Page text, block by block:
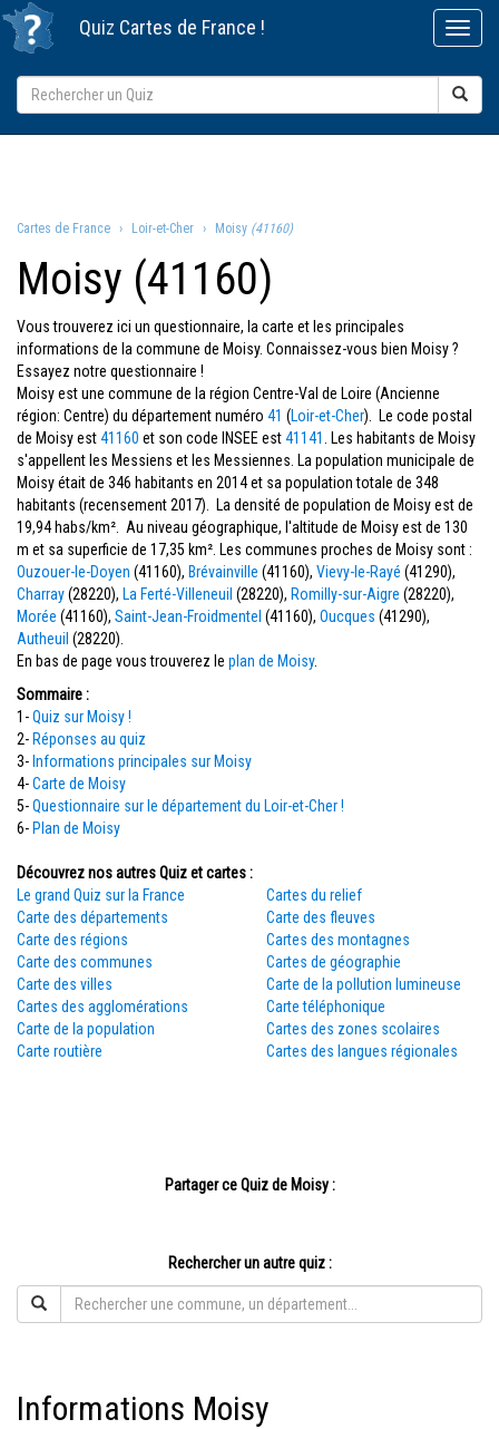
Quiz Cartes de France !
Cartes de France Loir-et-Cher Moisy (41160)
Moisy (41160)
Vous trouverez ici un questionnaire, la carte et les principales
informations de la commune de Moisy. Connaissez-vous bien Moisy ?
Essayez notre questionnaire !
Moisy est une commune de la région Centre-Val de Loire (Ancienne
région: Centre) du département numéro 41 (Loir-et-Cher). Le code postal
de Moisy est41160 et son code INSEE est41141
. Les habitants de Moisy
s'appellent les Messiens et les Messiennes. La population municipale de
Moisy était de 346 habitants en 2014 et sa population totale de 348
habitants (recensement 2017). La densité de population de Moisy est de
19,94 habs/km². Au niveau géographique, l'altitude de Moisy est de 130
m et sa superficie de 17,35 km². Les communes proches de Moisy sont :
Ouzouer-le-Doyen (41160), Brévainville (41160), Vievy-le-Rayé (41290),
Charray(28220), La Ferté-Villeneuil (28220), Romilly-sur-Aigre (28220),
Morée (41160), Saint-Jean-Froidmentel (41160), Oucques (41290),
Autheuil (28220).
En bas de page vous trouverez le plan de Moisy.
Sommaire :
1-Quiz sur Moisy !
2- Réponses au quiz
3- Informations principales sur Moisy
4-Carte de Moisy
5-Questionnaire sur le département du Loir-et-Cher !
6- Plan de Moisy
Découvrez nos autres Quiz et cartes :
Le grand Quiz sur la France
Carte des départements
Carte des régions
Carte des communes
Carte des villes
Cartes des agglomérations
Carte de la population
Carte routière
Cartes du relief
Carte des fleuves
Cartes des montagnes
Cartes de géographie
Carte de la pollution lumineuse
Carte téléphonique
Cartes des zones scolaires
Cartes des langues régionales
Partager ce Quiz de Moisy :
Rechercher un autre quiz :
Informations Moisy